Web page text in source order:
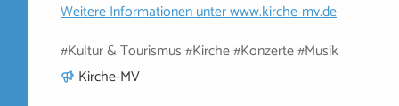
Weitere Informationen unterwww.kirche-mv.de
#Kultur & Tourismus #Kirche #Konzerte #Musik
Kirche-MV